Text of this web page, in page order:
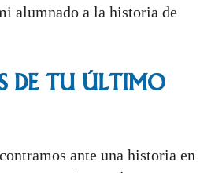
alumnado a la historia de
DE TU ÚLTIMO
ante una historia en